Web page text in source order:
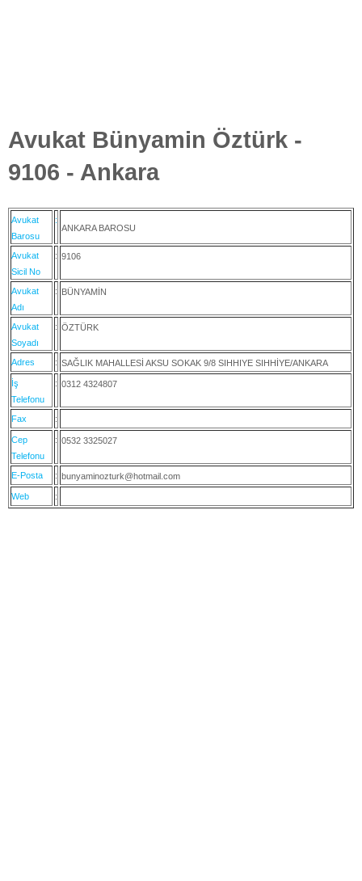
Avukat Bünyamin Öztürk -
9106 - Ankara
Avukat
Barosu
:
ANKARA BAROSU
Avukat
Sicil No
: 9106
Avukat
Adı
: BÜNYAMİN
Avukat
Soyadı
: ÖZTÜRK
Adres : SAĞLIK MAHALLESİ AKSU SOKAK 9/8 SIHHIYE SIHHİYE/ANKARA
İş
Telefonu
: 0312 4324807
Fax :
Cep
Telefonu
: 0532 3325027
E-Posta : bunyaminozturk@hotmail.com
Web :